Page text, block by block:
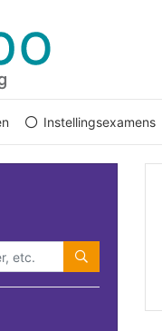
Instellingsexamens